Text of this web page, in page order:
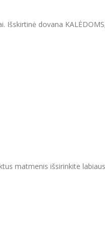
dovana KALĖDOMS,
matmenis išsirinkite